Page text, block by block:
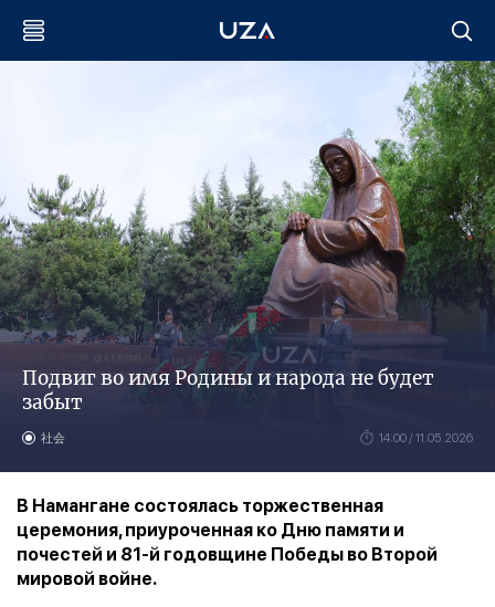
Подвиг во имя Родины и народа не будет
забыт
社会 14:00 / 11.05.2026
В Намангане состоялась торжественная
церемония, приуроченная ко Дню памяти и
почестей и 81-й годовщине Победы во Второй
мировой войне.